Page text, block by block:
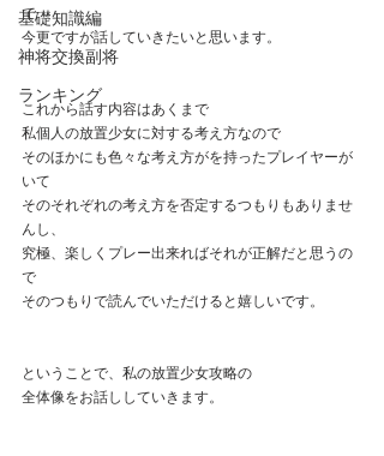
基礎知識編
神将交換副将
ランキング
で
今更ですが話していきたいと思います。
これから話す内容はあくまで
私個人の放置少女に対する考え方なので
そのほかにも色々な考え方がを持ったプレイヤーが
いて
そのそれぞれの考え方を否定するつもりもありませ
んし、
究極、楽しくプレー出来ればそれが正解だと思うの
で
そのつもりで読んでいただけると嬉しいです。
ということで、私の放置少女攻略の
全体像をお話ししていきます。